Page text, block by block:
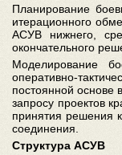
Планирование
итерационного
АСУВ нижнего,
окончательного
Моделирование
оперативно-
постоянной основе
запросу проектов
принятия решения
соединения.
Структура АСУВ